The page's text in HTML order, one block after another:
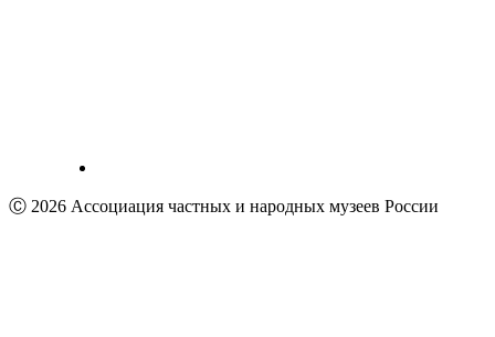
Ⓒ 2026 Ассоциация частных и народных музеев России